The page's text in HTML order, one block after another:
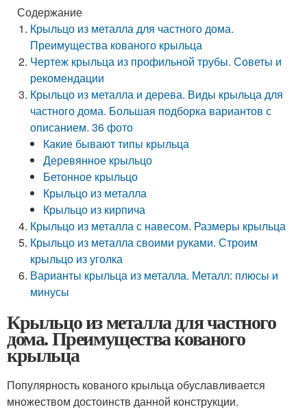
Содержание
Крыльцо из металла для частного дома.
Преимущества кованого крыльца
Чертеж крыльца из профильной трубы. Советы и
рекомендации
Крыльцо из металла и дерева. Виды крыльца для
частного дома. Большая подборка вариантов с
описанием. 36 фото
Какие бывают типы крыльца
Деревянное крыльцо
Бетонное крыльцо
Крыльцо из металла
Крыльцо из кирпича
Крыльцо из металла с навесом. Размеры крыльца
Крыльцо из металла своими руками. Строим
крыльцо из уголка
Варианты крыльца из металла. Металл: плюсы и
минусы
Крыльцо из металла для частного
дома. Преимущества кованого
крыльца
Популярность кованого крыльца обуславливается
множеством достоинств данной конструкции.